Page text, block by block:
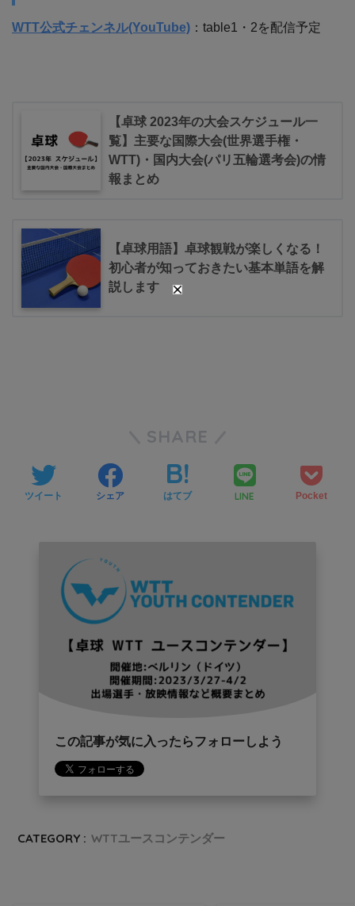
WTT公式チェンネル(YouTube) ：table1・2を配信予定
【卓球 2023年の大会スケジュール一
覧】主要な国際大会(世界選手権・
WTT)・国内大会(パリ五輪選考会)の情
報まとめ
【卓球用語】卓球観戦が楽しくなる！
初心者が知っておきたい基本単語を解
説します
SHARE
ツイート シェア はてブ LINE Pocket
この記事が気に入ったらフォローしよう
CATEGORY : WTTユースコンテンダー